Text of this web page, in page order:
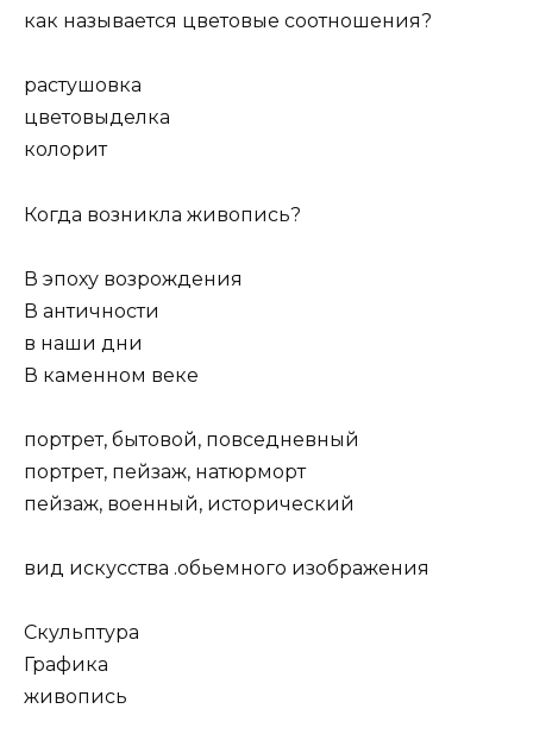
как называется цветовые соотношения?
растушовка
цветовыделка
колорит
Когда возникла живопись?
В эпоху возрождения
В античности
в наши дни
В каменном веке
портрет, бытовой, повседневный
портрет, пейзаж, натюрморт
пейзаж, военный, исторический
вид искусства .обьемного изображения
Скульптура
Графика
живопись